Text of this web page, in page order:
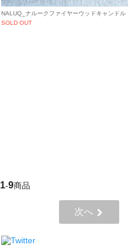
NALUQ_ナルークファイヤーウッドキャンドル
SOLD OUT
1-9商品
次へ